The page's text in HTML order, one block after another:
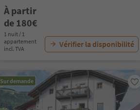
À partir
de 180€
1 nuit / 1
appartement
incl. TVA
Vérifier la disponibilité
Sur demande